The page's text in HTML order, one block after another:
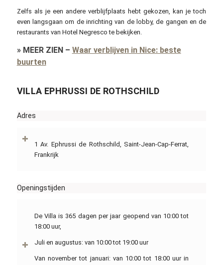
Zelfs als je een andere verblijfplaats hebt gekozen, kan je toch
even langsgaan om de inrichting van de lobby, de gangen en de
restaurants van Hotel Negresco te bekijken.
» MEER ZIEN– Waar verblijven in Nice: beste
buurten
VILLA EPHRUSSI DE ROTHSCHILD
Adres
1 Av. Ephrussi de Rothschild, Saint-Jean-Cap-Ferrat,
Frankrijk
Openingstijden
De Villa is 365 dagen per jaar geopend van 10:00 tot
18:00 uur,
Juli en augustus: van 10:00 tot 19:00 uur
Van november tot januari: van 10:00 tot 18:00 uur in